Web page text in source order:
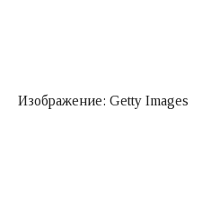
Изображение: Getty Images